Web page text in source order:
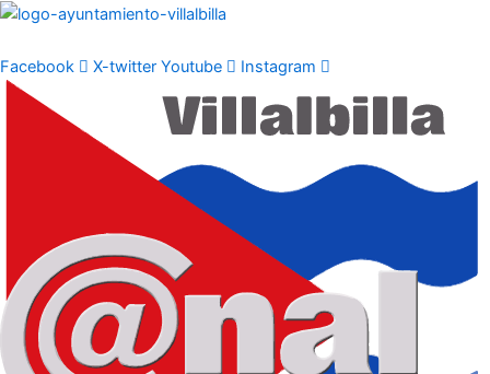
Ir
contenido
Facebook X-twitter Youtube Instagram